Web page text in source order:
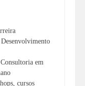
em
cursos